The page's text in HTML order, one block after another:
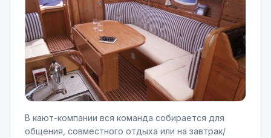
В кают-компании вся команда собирается для
общения, совместного отдыха или на завтрак/